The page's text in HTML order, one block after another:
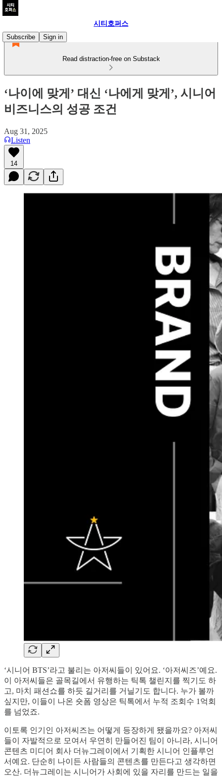
시티호퍼스
Subscribe
Sign in
Read distraction-free on Substack
‘나이에 맞게’ 대신 ‘나에게 맞게’, 시니어
비즈니스의 성공 조건
Aug 31, 2025
Listen
14
‘시니어 BTS’라고 불리는 아저씨들이 있어요. ‘아저씨즈’예요.
이 아저씨들은 골목길에서 유행하는 틱톡 챌린지를 찍기도 하
고, 마치 패션쇼를 하듯 길거리를 거닐기도 합니다. 누가 볼까
싶지만, 이들이 나온 숏폼 영상은 틱톡에서 누적 조회수 1억회
를 넘었죠.
이토록 인기인 아저씨즈는 어떻게 등장하게 됐을까요? 아저씨
들이 자발적으로 모여서 우연히 만들어진 팀이 아니라, 시니어
콘텐츠 미디어 회사 더뉴그레이에서 기획한 시니어 인플루언
서예요. 단순히 나이든 사람들의 콘텐츠를 만든다고 생각하면
오산. 더뉴그레이는 시니어가 사회에 있을 자리를 만드는 일을